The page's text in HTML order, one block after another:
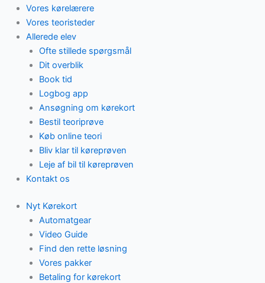
Vores kørelærere
Vores teoristeder
Allerede elev
Ofte stillede spørgsmål
Dit overblik
Book tid
Logbog app
Ansøgning om kørekort
Bestil teoriprøve
Køb online teori
Bliv klar til køreprøven
Leje af bil til køreprøven
Kontakt os
Nyt Kørekort
Automatgear
Video Guide
Find den rette løsning
Vores pakker
Betaling for kørekort